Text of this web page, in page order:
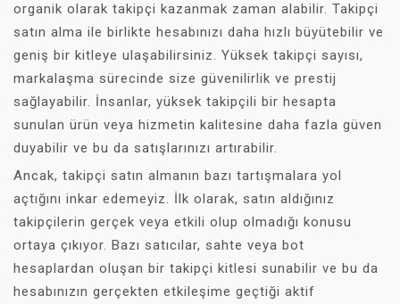
organik olarak takipçi kazanmak zaman alabilir. Takipçi
satın alma ile birlikte hesabınızı daha hızlı büyütebilir ve
geniş bir kitleye ulaşabilirsiniz. Yüksek takipçi sayısı,
markalaşma sürecinde size güvenilirlik ve prestij
sağlayabilir. İnsanlar, yüksek takipçili bir hesapta
sunulan ürün veya hizmetin kalitesine daha fazla güven
duyabilir ve bu da satışlarınızı artırabilir.
Ancak, takipçi satın almanın bazı tartışmalara yol
açtığını inkar edemeyiz. İlk olarak, satın aldığınız
takipçilerin gerçek veya etkili olup olmadığı konusu
ortaya çıkıyor. Bazı satıcılar, sahte veya bot
hesaplardan oluşan bir takipçi kitlesi sunabilir ve bu da
hesabınızın gerçekten etkileşime geçtiği aktif